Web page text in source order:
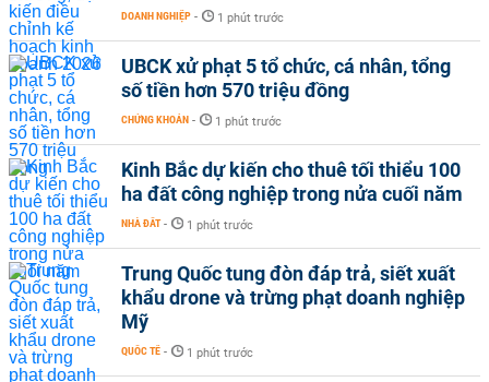
DOANH NGHIỆP - 1 phút trước
UBCK xử phạt 5 tổ chức, cá nhân, tổng
số tiền hơn 570 triệu đồng
CHỨNG KHOÁN - 1 phút trước
Kinh Bắc dự kiến cho thuê tối thiểu 100
ha đất công nghiệp trong nửa cuối năm
NHÀ ĐẤT - 1 phút trước
Trung Quốc tung đòn đáp trả, siết xuất
khẩu drone và trừng phạt doanh nghiệp
Mỹ
QUỐC TẾ - 1 phút trước